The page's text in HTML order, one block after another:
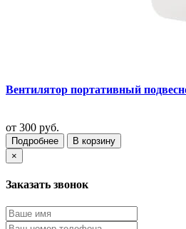
Вентилятор портативный
от 300 руб.
Подробнее
В корзину
×
Заказать звонок